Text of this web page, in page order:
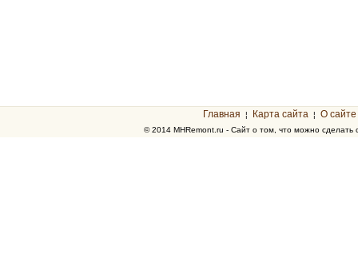
Главная ¦ Карта сайта ¦ О сайте
© 2014 MHRemont.ru - Сайт о том, что можно сделать